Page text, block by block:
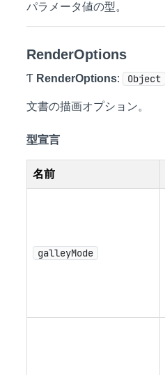
パラメータ値の型。
RenderOptions
Ƭ RenderOptions: Object
文書の描画オプション。
型宣言
名前
galleyMode